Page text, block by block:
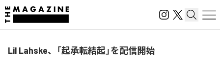
Lil Lahske、「起承転結起」を配信開始